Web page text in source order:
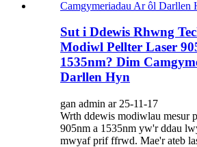
Sut i Ddewis Rhwng
Modiwl Pellter Laser
1535nm? Dim
Darllen Hyn
gan admin ar 25-11-17
Wrth ddewis modiwlau mesur
905nm a 1535nm yw'r ddau
mwyaf prif ffrwd. Mae'r ateb